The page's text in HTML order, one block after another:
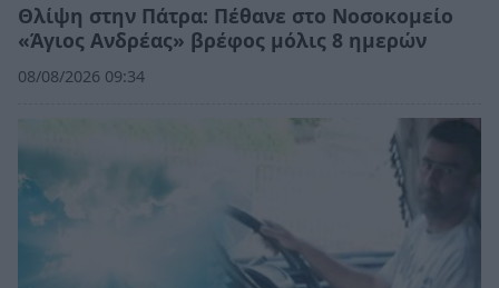
Θλίψη στην Πάτρα: Πέθανε στο Νοσοκομείο
«Άγιος Ανδρέας» βρέφος μόλις 8 ημερών
08/08/2026 09:34